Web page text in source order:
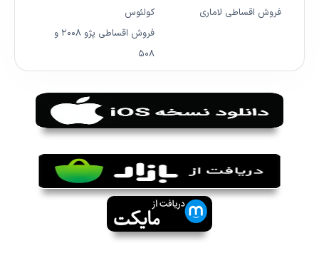
فروش اقساطی لاماری
کولئوس
فروش اقساطی پژو ۲۰۰۸ و
۵۰۸